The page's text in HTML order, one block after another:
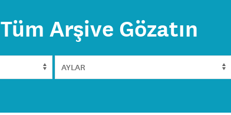
Tüm Arşive Gözatın